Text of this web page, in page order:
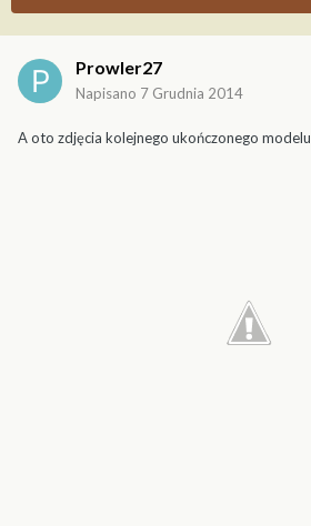
Prowler27
Napisano 7 Grudnia 2014
A oto zdjęcia kolejnego ukończonego modelu